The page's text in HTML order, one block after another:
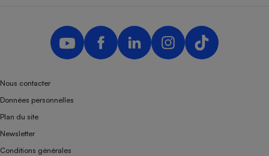
Nous contacter
Données personnelles
Plan du site
Newsletter
Conditions générales